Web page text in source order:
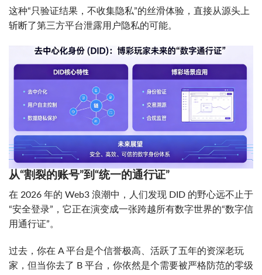
这种“只验证结果，不收集隐私”的丝滑体验，直接从源头上
斩断了第三方平台泄露用户隐私的可能。
从“割裂的账号”到“统一的通行证”
在 2026 年的 Web3 浪潮中，人们发现 DID 的野心远不止于
“安全登录”，它正在演变成一张跨越所有数字世界的“数字信
用通行证”。
过去，你在 A 平台是个信誉极高、活跃了五年的资深老玩
家，但当你去了 B 平台，你依然是个需要被严格防范的零级